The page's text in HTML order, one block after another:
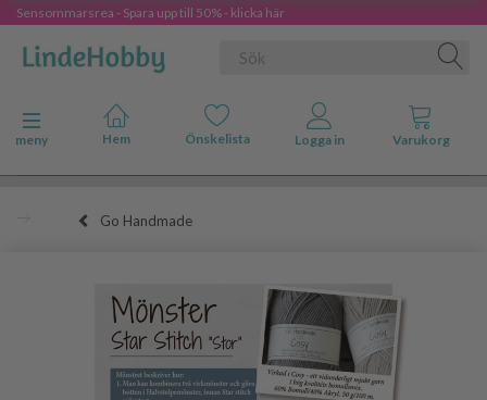
Sensommarsrea - Spara upp till 50% - klicka här
Ändra navigering
meny
Go Handmade